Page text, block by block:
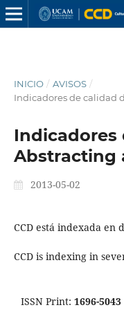
INICIO / AVISOS /
Indicadores de calidad
Indicadores
Abstracting
2013-05-02
CCD está indexada en
CCD is indexing in
ISSN Print: 1696-5043